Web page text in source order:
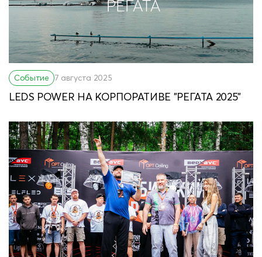
Событие 7 августа 2025
LEDS POWER НА КОРПОРАТИВЕ "РЕГАТА 2025"